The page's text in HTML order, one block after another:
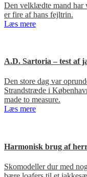
Den velklædte mand har
er fire af hans fejltrin.
Læs mere
A.D. Sartoria – test af
Den store dag var
Strandstræde i
made to measure.
Læs mere
Harmonisk brug af
Skomodeller dur med